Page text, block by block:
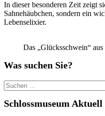
In dieser besonderen Zeit zeigt
Sahnehäubchen, sondern ein
Lebenselixier.
Das „Glücksschwein“
Was suchen Sie?
Suchen
nach:
Schlossmuseum Aktuell